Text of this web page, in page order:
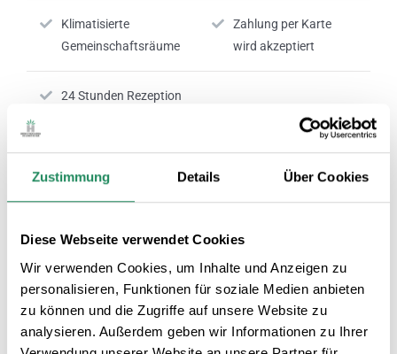
Zustimmung Details Über Cookies
Diese Webseite verwendet Cookies
Wir verwenden Cookies, um Inhalte und Anzeigen zu
personalisieren, Funktionen für soziale Medien anbieten
zu können und die Zugriffe auf unsere Website zu
analysieren. Außerdem geben wir Informationen zu Ihrer
Klimatisierte
Gemeinschaftsräume
Zahlung per Karte
wird akzeptiert
24 Stunden Rezeption
ZIMMERSERVICE
Klimatisierte Zimmer Fernseher im Zimmer
Körperpflegeprodukte
Zimmer mit